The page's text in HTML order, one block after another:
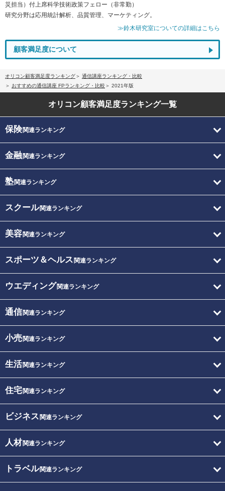
災担当）付上席科学技術政策フェロー（非常勤）
研究分野は応用統計解析、品質管理、マーケティング。
≫鈴木研究室についての詳細はこちら
顧客満足度について
オリコン顧客満足度ランキング
通信講座ランキング・比較
おすすめの通信講座 FPランキング・比較
2021年版
オリコン顧客満足度ランキング一覧
保険関連ランキング
金融関連ランキング
塾関連ランキング
スクール関連ランキング
美容関連ランキング
スポーツ＆ヘルス 関連ランキング
ウエディング関連ランキング
通信関連ランキング
小売関連ランキング
生活関連ランキング
住宅関連ランキング
ビジネス 関連ランキング
人材関連ランキング
トラベル関連ランキング